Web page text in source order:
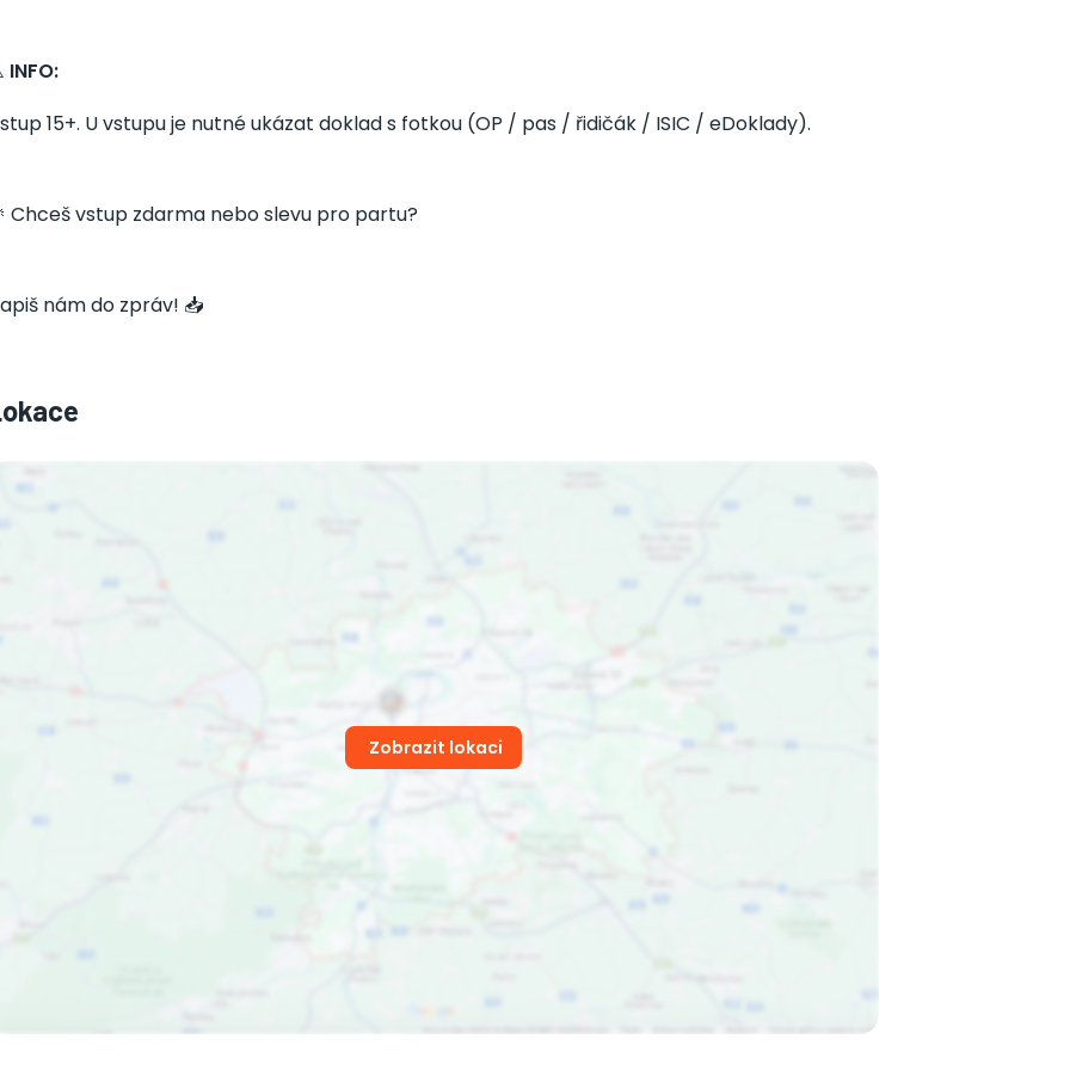
INFO:
15+. U vstupu je nutné ukázat doklad s fotkou (OP / pas / řidičák / ISIC / eDoklady).
Chceš vstup zdarma nebo slevu pro partu?
nám do zpráv! 📥
Zobrazit lokaci